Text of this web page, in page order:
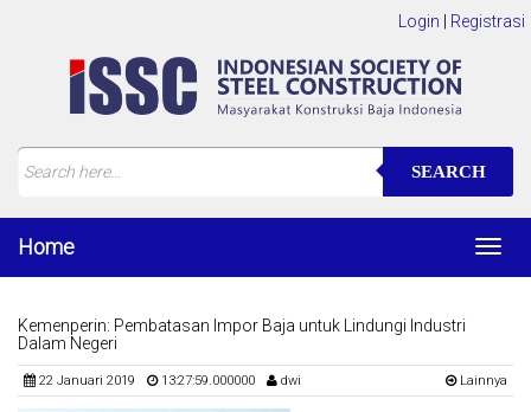
Login Registrasi
SEARCH
Home
Kemenperin: Pembatasan Impor Baja untuk Lindungi Industri
Dalam Negeri
22 Januari 2019 13:27:59.000000 dwi Lainnya